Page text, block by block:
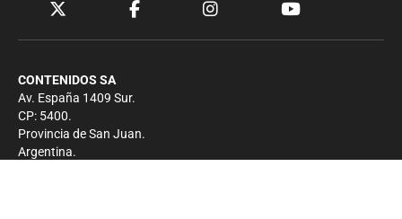
CONTENIDOS SA
Av. España 1409 Sur.
CP: 5400.
Provincia de San Juan.
Argentina.